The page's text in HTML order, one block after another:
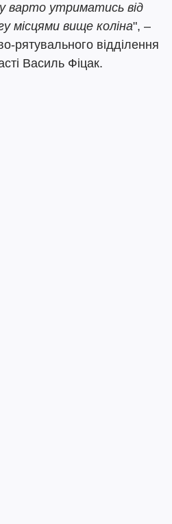
варто утриматись від
місцями вище коліна", –
рятувального відділення
Василь Фіцак.